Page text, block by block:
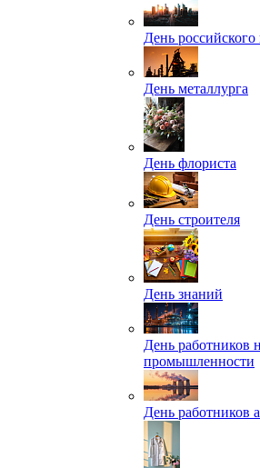
День
День металлурга
День флориста
День строителя
День знаний
День работников
промышленности
День работников